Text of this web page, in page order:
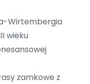
Wirtembergia
wieku
zamkowe z